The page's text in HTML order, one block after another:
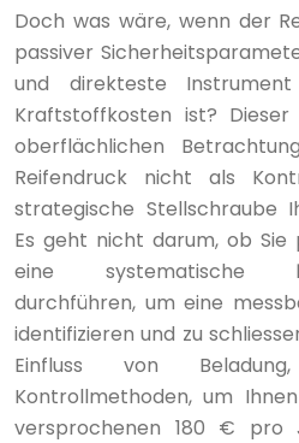
Doch was wäre, wenn der
passiver
und direkteste
Kraftstoffkosten ist?
oberflächlichen
Reifendruck nicht als
strategische Stellschraube
Es geht nicht darum, ob Sie
eine systematische
durchführen, um eine
identifizieren und zu
Einfluss von
Kontrollmethoden, um
versprochenen 180 € pro